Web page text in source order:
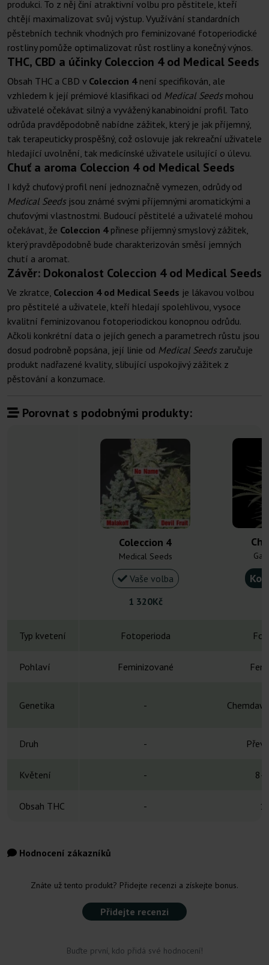
produkci. To z něj činí atraktivní volbu pro pěstitele, kteří
chtějí maximalizovat svůj výstup. Využívání standardních
pěstebních technik vhodných pro feminizované fotoperiodické
rostliny pomůže optimalizovat růst rostliny a konečný výnos.
THC, CBD a účinky Coleccion 4 od Medical Seeds
Obsah THC a CBD v Coleccion 4není specifikován, ale
vzhledem k její prémiové klasifikaci od Medical Seedsmohou
uživatelé očekávat silný a vyvážený kanabinoidní profil. Tato
odrůda pravděpodobně nabídne zážitek, který je jak příjemný,
tak terapeuticky prospěšný, což oslovuje jak rekreační uživatele
hledající uvolnění, tak medicínské uživatele usilující o úlevu.
Chuť a aroma Coleccion 4 od Medical Seeds
I když chuťový profil není jednoznačně vymezen, odrůdy od
Medical Seedsjsou známé svými příjemnými aromatickými a
chuťovými vlastnostmi. Budoucí pěstitelé a uživatelé mohou
očekávat, že Coleccion 4přinese příjemný smyslový zážitek,
který pravděpodobně bude charakterizován směsí jemných
chutí a aromat.
Závěr: Dokonalost Coleccion 4 od Medical Seeds
Ve zkratce, Coleccion 4 od Medical Seeds je lákavou volbou
pro pěstitelé a uživatele, kteří hledají spolehlivou, vysoce
kvalitní feminizovanou fotoperiodickou konopnou odrůdu.
Ačkoli konkrétní data o jejích genech a parametrech růstu jsou
dosud podrobně popsána, její linie od Medical Seedszaručuje
produkt nadřazené kvality, slibující uspokojivý zážitek z
pěstování a konzumace.
Porovnat s podobnými produkty:
Coleccion 4
Medical Seeds
Vaše volba
1 320Kč
Typ kvetení Fotoperioda
Pohlaví Feminizované
Genetika -
Druh -
Květení - 8-
Obsah THC -
Hodnocení zákazníků
Znáte už tento produkt? Přidejte recenzi a získejte bonus.
Přidejte recenzi
Buďte první, kdo přidá své hodnocení!